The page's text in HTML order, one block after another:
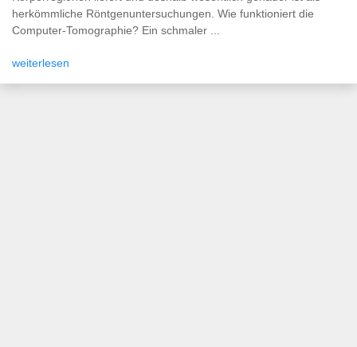
herkömmliche Röntgenuntersuchungen. Wie funktioniert die
Computer-Tomographie? Ein schmaler ...
weiterlesen